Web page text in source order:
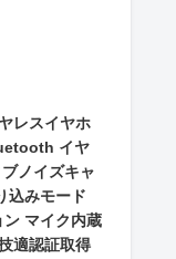
レスイヤホ
イヤ
ノイズキャ
込みモード
マイク内蔵
適認証取得